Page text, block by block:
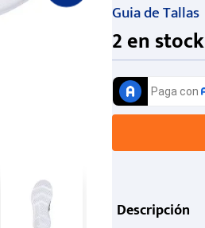
Guia de Tallas
2en stock
Descripción